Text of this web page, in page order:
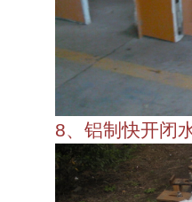
8、铝制快开闭